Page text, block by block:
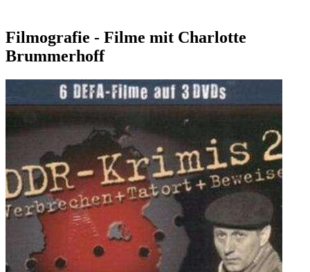
Filmografie - Filme mit Charlotte
Brummerhoff